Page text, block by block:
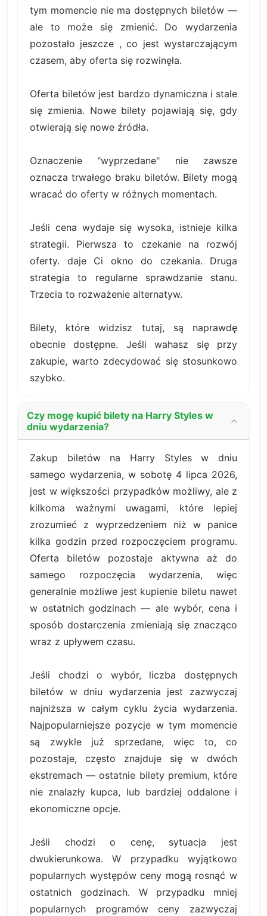
tym momencie nie ma dostępnych biletów —
ale to może się zmienić. Do wydarzenia
pozostało jeszcze , co jest wystarczającym
czasem, aby oferta się rozwinęła.
Oferta biletów jest bardzo dynamiczna i stale
się zmienia. Nowe bilety pojawiają się, gdy
otwierają się nowe źródła.
Oznaczenie "wyprzedane" nie zawsze
oznacza trwałego braku biletów. Bilety mogą
wracać do oferty w różnych momentach.
Jeśli cena wydaje się wysoka, istnieje kilka
strategii. Pierwsza to czekanie na rozwój
oferty. daje Ci okno do czekania. Druga
strategia to regularne sprawdzanie stanu.
Trzecia to rozważenie alternatyw.
Bilety, które widzisz tutaj, są naprawdę
obecnie dostępne. Jeśli wahasz się przy
zakupie, warto zdecydować się stosunkowo
szybko.
Czy mogę kupić bilety na Harry Styles w
dniu wydarzenia?
Zakup biletów na Harry Styles w dniu
samego wydarzenia, w sobotę 4 lipca 2026,
jest w większości przypadków możliwy, ale z
kilkoma ważnymi uwagami, które lepiej
zrozumieć z wyprzedzeniem niż w panice
kilka godzin przed rozpoczęciem programu.
Oferta biletów pozostaje aktywna aż do
samego rozpoczęcia wydarzenia, więc
generalnie możliwe jest kupienie biletu nawet
w ostatnich godzinach — ale wybór, cena i
sposób dostarczenia zmieniają się znacząco
wraz z upływem czasu.
Jeśli chodzi o wybór, liczba dostępnych
biletów w dniu wydarzenia jest zazwyczaj
najniższa w całym cyklu życia wydarzenia.
Najpopularniejsze pozycje w tym momencie
są zwykle już sprzedane, więc to, co
pozostaje, często znajduje się w dwóch
ekstremach — ostatnie bilety premium, które
nie znalazły kupca, lub bardziej oddalone i
ekonomiczne opcje.
Jeśli chodzi o cenę, sytuacja jest
dwukierunkowa. W przypadku wyjątkowo
popularnych występów ceny mogą rosnąć w
ostatnich godzinach. W przypadku mniej
popularnych programów ceny zazwyczaj